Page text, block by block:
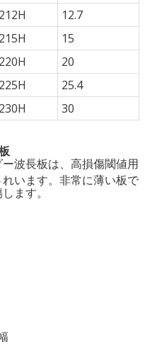
12.7
15
20
25.4
30
波長板は、高損傷閾値用
います。非常に薄い板で
ます。